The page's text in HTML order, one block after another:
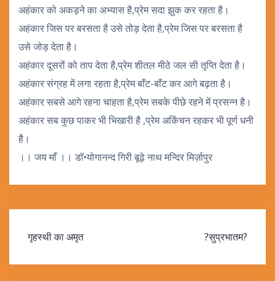
अहंकार को अकड़ने का अभ्यास है,प्रेम सदा झुक कर रहता है।
अहंकार जिस पर बरसता है उसे तोड़ देता है,प्रेम जिस पर बरसता है
उसे जोड़ देता है।
अहंकार दूसरों को ताप देता है,प्रेम शीतल मीठे जल सी तृप्ति देता है।
अहंकार संग्रह में लगा रहता है,प्रेम बाँट-बाँट कर आगे बढ़ता है।
अहंकार सबसे आगे रहना चाहता है,प्रेम सबके पीछे रहने में प्रसन्न है।
अहंकार सब कुछ पाकर भी भिखारी है ,प्रेम अकिंचन रहकर भी पूर्ण धनी
है।
।। जय माँ ।। डॉ•योगानन्द गिरी बूढ़े नाथ मन्दिर मिर्ज़ापुर
Post
गृहस्थी का अमृत ?सुप्रभातम?